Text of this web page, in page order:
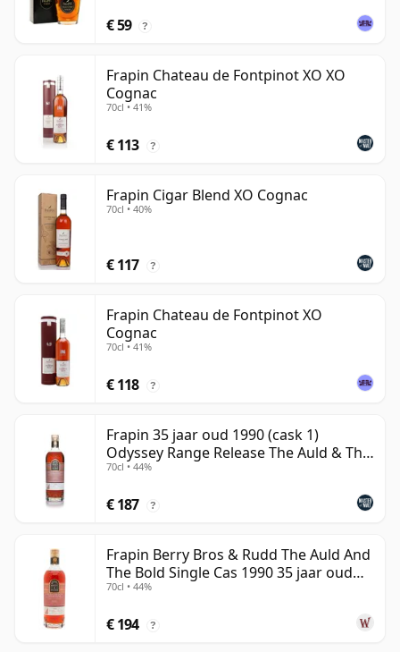
€ 59 ?
Frapin Chateau de Fontpinot XO XO
Cognac
70cl • 41%
€ 113 ?
Frapin Cigar Blend XO Cognac
70cl • 40%
€ 117 ?
Frapin Chateau de Fontpinot XO
Cognac
70cl • 41%
€ 118 ?
Frapin 35 jaar oud 1990 (cask 1)
Odyssey Range Release The Auld & Th
Cognac
70cl • 44%
€ 187 ?
Frapin Berry Bros & Rudd The Auld And
The Bold Single Cas 1990 35 jaar oud
Cognac
70cl • 44%
€ 194 ?